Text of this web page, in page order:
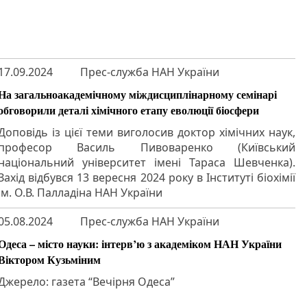
Прес-служба НАН України
загальноакадемічному міждисциплінарному семінарі
деталі хімічного етапу еволюції біосфери
із цієї теми виголосив доктор хімічних наук,
Василь Пивоваренко (Київський
університет імені Тараса Шевченка).
відбувся 13 вересня 2024 року в Інституті біохімії
О.В. Палладіна НАН України
Прес-служба НАН України
– місто науки: інтерв’ю з академіком НАН України
Кузьміним
газета “Вечірня Одеса”